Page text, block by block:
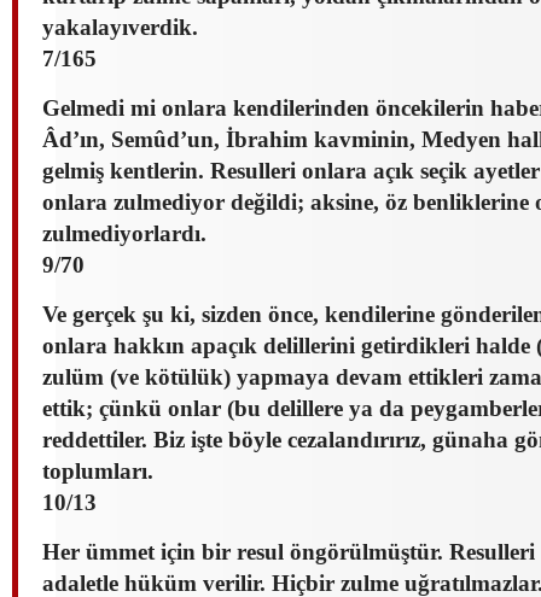
yakalayıverdik.
7/165
Gelmedi mi onlara kendilerinden öncekilerin
Âd’ın, Semûd’un, İbrahim kavminin, Medyen
gelmiş kentlerin. Resulleri onlara açık seçik
onlara zulmediyor değildi; aksine, öz benliklerine
zulmediyorlardı.
9/70
Ve gerçek şu ki, sizden önce, kendilerine
onlara hakkın apaçık delillerini getirdikleri halde
zulüm (ve kötülük) yapmaya devam ettikleri
ettik; çünkü onlar (bu delillere ya da
reddettiler. Biz işte böyle cezalandırırız, günaha
toplumları.
10/13
Her ümmet için bir resul öngörülmüştür. Resulleri
adaletle hüküm verilir. Hiçbir zulme